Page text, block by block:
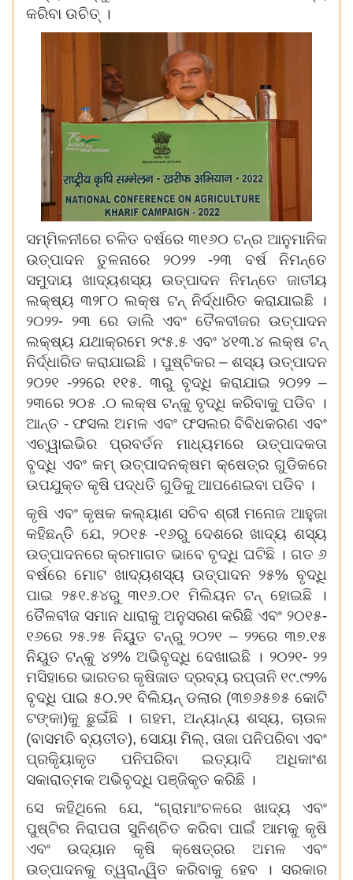
କରିବା ଉଚିତ୍ ।
ସମ୍ମିଳନୀରେ ଚଳିତ ବର୍ଷରେ ୩୧୬୦ ଟନ୍‌ର ଆନୁମାନିକ
ଉତ୍ପାଦନ ତୁଳନାରେ ୨୦୨୨ -୨୩ ବର୍ଷ ନିମନ୍ତେ
ସମୁଦାୟ ଖାଦ୍ୟଶସ୍ୟ ଉତ୍ପାଦନ ନିମନ୍ତେ ଜାତୀୟ
ଲକ୍ଷ୍ୟ ୩୨୮୦ ଲକ୍ଷ ଟନ୍ ନିର୍ଦ୍ଧାରିତ କରାଯାଇଛି ।
୨୦୨୨- ୨୩ ରେ ଡାଲି ଏବଂ ତୈଳବୀଜର ଉତ୍ପାଦନ
ଲକ୍ଷ୍ୟ ଯଥାକ୍ରମେ ୨୯୫.୫ ଏବଂ ୪୧୩.୪ ଲକ୍ଷ ଟନ୍
ନିର୍ଦ୍ଧାରିତ କରାଯାଇଛି । ପୁଷ୍ଟିକର – ଶସ୍ୟ ଉତ୍ପାଦନ
୨୦୨୧ -୨୨ରେ ୧୧୫. ୩ରୁ ବୃଦ୍ଧି କରାଯାଇ ୨୦୨୨ –
୨୩ରେ ୨୦୫ .୦ ଲକ୍ଷ ଟନ୍‌କୁ ବୃଦ୍ଧି କରିବାକୁ ପଡିବ ।
ଆନ୍ତ - ଫସଲ ଅମଳ ଏବଂ ଫସଲର ବିବିଧକରଣ ଏବଂ
ଏଚ୍‌ୱାଇଭିର ପ୍ରବର୍ତନ ମାଧ୍ୟମରେ ଉତ୍ପାଦକତା
ବୃଦ୍ଧି ଏବଂ କମ୍ ଉତ୍ପାଦନକ୍ଷମ କ୍ଷେତ୍ର ଗୁଡିକରେ
ଉପଯୁକ୍ତ କୃଷି ପଦ୍ଧତି ଗୁଡିକୁ ଆପଣେଇବା ପଡିବ ।
କୃଷି ଏବଂ କୃଷକ କଲ୍ୟାଣ ସଚିବ ଶ୍ରୀ ମନୋଜ ଆହୁଜା
କହିଛନ୍ତି ଯେ, ୨୦୧୫ -୧୬ରୁ ଦେଶରେ ଖାଦ୍ୟ ଶସ୍ୟ
ଉତ୍ପାଦନରେ କ୍ରମାଗତ ଭାବେ ବୃଦ୍ଧି ଘଟିଛି । ଗତ ୬
ବର୍ଷରେ ମୋଟ ଖାଦ୍ୟଶସ୍ୟ ଉତ୍ପାଦନ ୨୫% ବୃଦ୍ଧି
ପାଇ ୨୫୧.୫୪ରୁ ୩୧୬.୦୧ ମିଲିୟନ ଟନ୍ ହୋଇଛି ।
ତୈଳବୀଜ ସମାନ ଧାରାକୁ ଅନୁସରଣ କରିଛି ଏବଂ ୨୦୧୫-
୧୬ରେ ୨୫.୨୫ ନିୟୁତ ଟନ୍‌ରୁ ୨୦୨୧ – ୨୨ରେ ୩୭.୧୫
ନିୟୁତ ଟନ୍‌କୁ ୪୨% ଅଭିବୃଦ୍ଧି ଦେଖାଇଛି । ୨୦୨୧- ୨୨
ମସିହାରେ ଭାରତର କୃଷିଜାତ ଦ୍ରବ୍ୟ ରପ୍ତାନି ୧୯.୯୨%
ବୃଦ୍ଧି ପାଇ ୫୦.୨୧ ବିଲିୟନ୍ ଡଲାର (୩୭୬୫୭୫ କୋଟି
ଟଙ୍କା)କୁ ଛୁଇଁଛି । ଗହମ, ଅନ୍ୟାନ୍ୟ ଶସ୍ୟ, ଚାଉଳ
(ବାସମତି ବ୍ୟତୀତ), ସୋୟା ମିଲ୍‌, ତାଜା ପନିପରିବା ଏବଂ
ପ୍ରକିୃୟାକୃତ ପନିପରିବା ଇତ୍ୟାଦି ଅଧିକାଂଶ
ସକାରାତ୍ମକ ଅଭିବୃଦ୍ଧି ପଞ୍ଜିକୃତ କରିଛି ।
ସେ କହିଥିଲେ ଯେ, “ଗ୍ରାମାଂଚଳରେ ଖାଦ୍ୟ ଏବଂ
ପୁଷ୍ଟିର ନିରାପତା ସୁନିଶ୍ଚିତ କରିବା ପାଇଁ ଆମକୁ କୃଷି
ଏବଂ ଉଦ୍ୟାନ କୃଷି କ୍ଷେତ୍ରର ଅମଳ ଏବଂ
ଉତ୍ପାଦନକୁ ତ୍ୱରାନ୍ୱିତ କରିବାକୁ ହେବ । ସରକାର